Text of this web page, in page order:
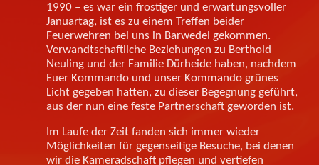
1990 – es war ein frostiger und erwartungsvoller
Januartag, ist es zu einem Treffen beider
Feuerwehren bei uns in Barwedel gekommen.
Verwandtschaftliche Beziehungen zu Berthold
Neuling und der Familie Dürheide haben, nachdem
Euer Kommando und unser Kommando grünes
Licht gegeben hatten, zu dieser Begegnung geführt,
aus der nun eine feste Partnerschaft geworden ist.
Im Laufe der Zeit fanden sich immer wieder
Möglichkeiten für gegenseitige Besuche, bei denen
wir die Kameradschaft pflegen und vertiefen